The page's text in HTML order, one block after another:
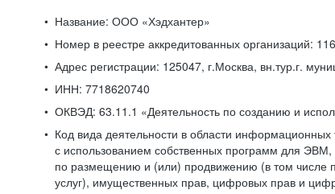
Название: ООО «Хэдхантер»
Номер в реестре аккредитованных организаций:
Адрес регистрации: 125047, г.Москва, вн.тур.г.
ИНН: 7718620740
ОКВЭД: 63.11.1 «Деятельность по созданию и
Код вида деятельности в области информационных
с использованием собственных программ для
по размещению и (или) продвижению (в том числе
услуг), имущественных прав, цифровых прав и